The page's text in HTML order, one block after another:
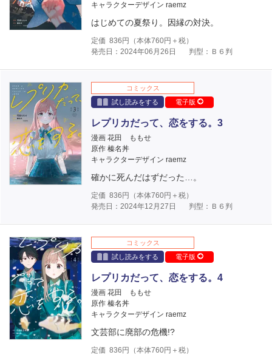
キャラクターデザイン raemz
はじめての夏祭り。因縁の対決。
定価 836 円（本体760円＋税）
発売日：2024年06月26日
判型：Ｂ６判
コミックス
試し読みをする
電子版
レプリカだって、恋をする。3
漫画 花田 ももせ
原作 榛名丼
キャラクターデザイン raemz
確かに死んだはずだった…。
定価 836 円（本体760円＋税）
発売日：2024年12月27日
判型：Ｂ６判
コミックス
試し読みをする
電子版
レプリカだって、恋をする。4
漫画 花田 ももせ
原作 榛名丼
キャラクターデザイン raemz
文芸部に廃部の危機!?
定価 836 円（本体760円＋税）